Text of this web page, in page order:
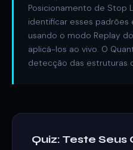
Posicionamento de Stop
identificar esses padrões
usando o modo Replay
aplicá-los ao vivo. O
detecção das estruturas
Quiz: Teste